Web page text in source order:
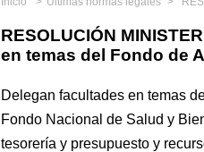
RESOLUCIÓN
en temas del Fondo de
Delegan facultades en temas
Fondo Nacional de Salud y
tesorería y presupuesto y